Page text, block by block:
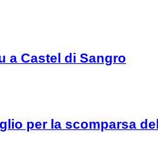
a Castel di Sangro
per la scomparsa